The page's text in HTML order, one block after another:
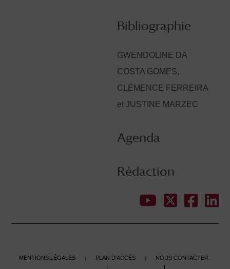
Bibliographie
GWENDOLINE DA
COSTA GOMES,
CLÉMENCE FERREIRA
et JUSTINE MARZEC
Agenda
Rédaction
Mentions légales | Plan d'accès | Nous contacter